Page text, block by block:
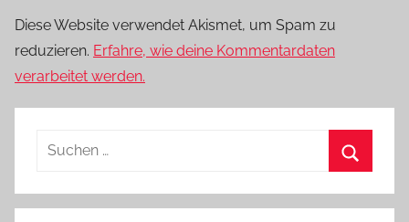
Diese Website verwendet Akismet, um Spam zu
reduzieren. Erfahre, wie deine Kommentardaten
verarbeitet werden.
Suchen